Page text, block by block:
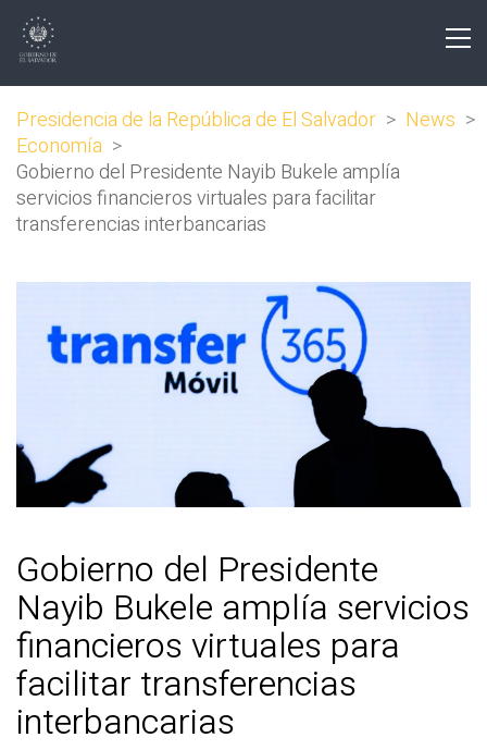
Presidencia de la República de El Salvador > News >
Economía >
Gobierno del Presidente Nayib Bukele amplía
servicios financieros virtuales para facilitar
transferencias interbancarias
Gobierno del Presidente
Nayib Bukele amplía servicios
financieros virtuales para
facilitar transferencias
interbancarias